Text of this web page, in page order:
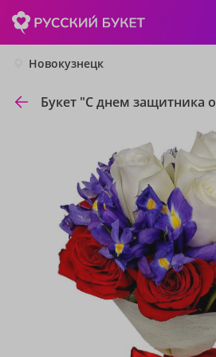
Новокузнецк
Букет "С днем защитника